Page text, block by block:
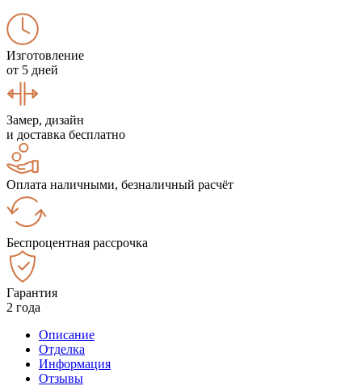
Изготовление
от 5 дней
Замер, дизайн
и доставка бесплатно
Оплата наличными, безналичный расчёт
Беспроцентная рассрочка
Гарантия
2 года
Описание
Отделка
Информация
Отзывы